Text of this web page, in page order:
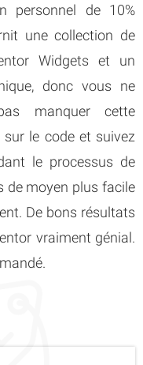
personnel de 10%
une collection de
Widgets et un
donc vous ne
manquer cette
sur le code et suivez
le processus de
de moyen plus facile
De bons résultats
vraiment génial.